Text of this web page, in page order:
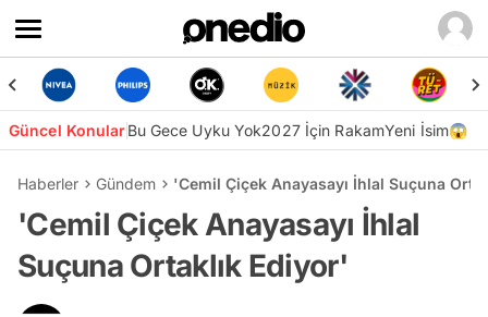
Güncel KonularBu Gece Uyku Yok2027 İçin RakamYeni İsim😱
Haberler Gündem 'Cemil Çiçek Anayasayı İhlal Suçuna
'Cemil Çiçek Anayasayı İhlal
Suçuna Ortaklık Ediyor'